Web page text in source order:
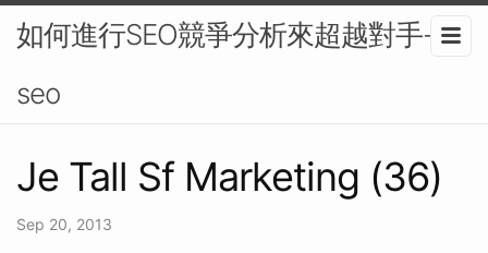
如何進行SEO競爭分析來超越對手-
seo
Je Tall Sf Marketing (36)
Sep 20, 2013